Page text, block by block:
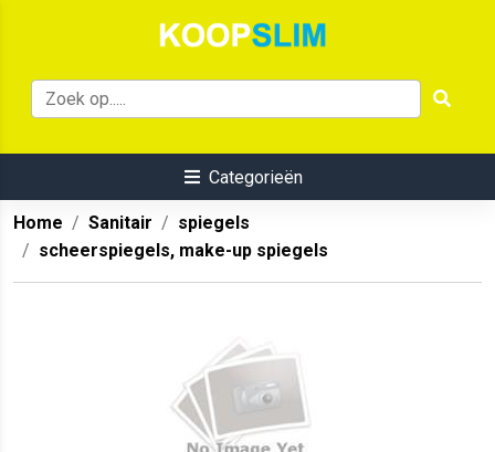
Categorieën
Home Sanitair
spiegels
scheerspiegels, make-up spiegels